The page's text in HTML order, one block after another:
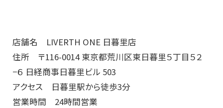
店舗名 LIVERTH ONE 日暮里店
住所 〒116-0014 東京都荒川区東日暮里５丁目５２
−６ 日経商事日暮里ビル 503
アクセス 日暮里駅から徒歩3分
営業時間 24時間営業